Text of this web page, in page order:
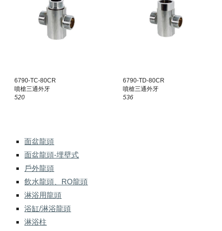
6790-TC-80CR
噴槍三通外牙
520
6790-TD-80CR
噴槍三通外牙
536
面盆龍頭
面盆龍頭-埋壁式
戶外龍頭
飲水龍頭、RO龍頭
淋浴用龍頭
浴缸/淋浴龍頭
淋浴柱